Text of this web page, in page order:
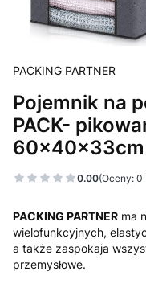
PACKING PARTNER
Pojemnik na
PACK-
60x40x33cm
0.00(Oceny: 0
PACKING PARTNER ma
wielofunkcyjnych,
a także zaspokaja
przemysłowe.